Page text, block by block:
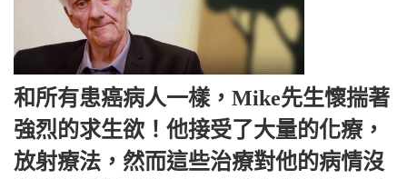
和所有患癌病人一樣，Mike先生懷揣著
強烈的求生欲！他接受了大量的化療，
放射療法，然而這些治療對他的病情沒